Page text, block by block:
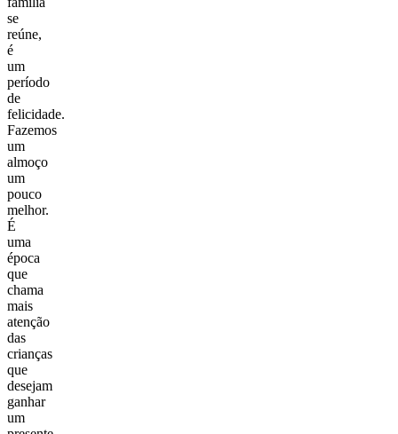
se
reúne,
é
um
período
de
felicidade.
Fazemos
um
almoço
um
pouco
melhor.
É
uma
época
que
chama
mais
atenção
das
crianças
que
desejam
ganhar
um